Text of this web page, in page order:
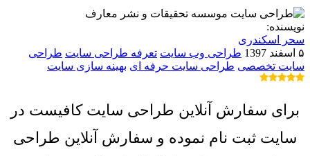
نویسنده:
سحر اسکندری
۵ اسفند 1397
طراحی وب سایت تعرفه طراحی سایت طراحی
سایت تخصصی طراحی سایت حرفه ای بهینه سازی سایت
برای سفارش آنلاین طراحی سایت کافیست در
سایت ثبت نام نموده و سفارش آنلاین طراحی